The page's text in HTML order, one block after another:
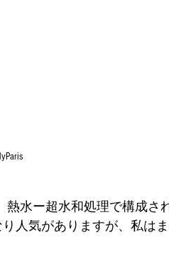
人気がありますが、私は